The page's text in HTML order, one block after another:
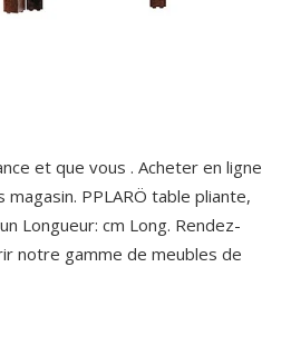
et que vous . Acheter en ligne
magasin. PPLARÖ table pliante,
Longueur: cm Long. Rendez-
notre gamme de meubles de